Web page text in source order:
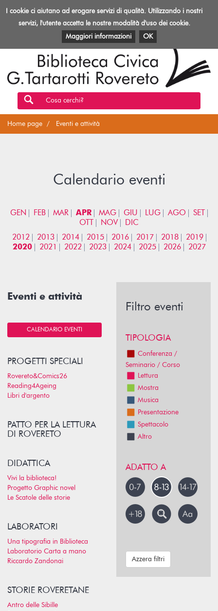
Toggle
Biblioteca
Rovereto
EVENTI E ATTIVITÀ PATRIMONIO E RISORSE
Cosa cerchi?
Home page Eventi e attività
Calendario eventi
GEN FEB MAR APR MAG GIU LUG AGO
SET
OTT
NOV
DIC
2012
2013 2014 2015 2016 2017 2018
2019
2020
2021 2022 2023 2024 2025 2026 2027
Eventi e attività
CALENDARIO EVENTI
PROGETTI SPECIALI
Rovereto&Comics26
Reading4Ageing
Libri d'argento
PATTO PER LA LETTURA
DI ROVERETO
DIDATTICA
Vivi la biblioteca!
Progetto Graphic novel
Le Scatole delle storie
LABORATORI
Una tipografia in Biblioteca
Laboratorio Carta a mano
Riccardo Zandonai
STORIE ROVERETANE
Antro delle Sibille
Filtro eventi
TIPOLOGIA
Conferenza /
Seminario / Corso
Lettura
Mostra
Musica
Presentazione
Spettacolo
Altro
ADATTO A
Azzera filtri
I cookie ci aiutano ad erogare servizi di qualità. Utilizzando i nostri
servizi, l'utente accetta le nostre modalità d'uso dei cookie.
Maggiori informazioni
OK